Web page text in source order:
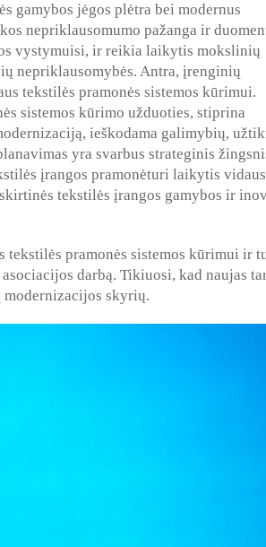
gamybos jėgos plėtra bei modernus
nepriklausomumo pažanga ir
vystymuisi, ir reikia laikytis mokslinių
nepriklausomybės. Antra, įrenginių
tekstilės pramonės sistemos kūrimui.
sistemos kūrimo užduoties, stiprina
ieškodama galimybių,
yra svarbus strateginis
įrangos pramonėturi laikytis vidaus
tekstilės įrangos gamybos ir
tekstilės pramonės sistemos kūrimui ir
darbą. Tikiuosi, kad naujas
modernizacijos skyrių.